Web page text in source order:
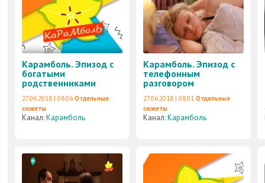
Карамболь. Эпизод с
богатыми
родственниками
27.06.2018 | 08:06 Отдельные
сюжеты
Канал:Карамболь
Карамболь. Эпизод с
телефонным
разговором
27.06.2018 | 08:01 Отдельные
сюжеты
Канал:Карамболь